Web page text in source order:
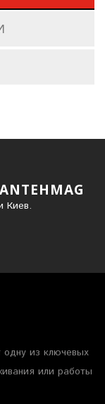
Киев.
из ключевых
или работы